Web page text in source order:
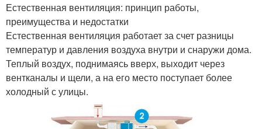
Естественная вентиляция: принцип работы,
преимущества и недостатки
Естественная вентиляция работает за счет разницы
температур и давления воздуха внутри и снаружи дома.
Теплый воздух, поднимаясь вверх, выходит через
вентканалы и щели, а на его место поступает более
холодный с улицы.